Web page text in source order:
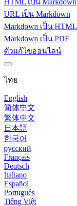
HTML เป็น Markdown
URL เป็น Markdown
Markdown เป็น HTML
Markdown เป็น PDF
ตัวแก้ไขออนไลน์
ไทย
English
简体中文
繁体中文
日本語
한국어
русский
Français
Deutsch
Italiano
Español
Português
Tiếng Việt